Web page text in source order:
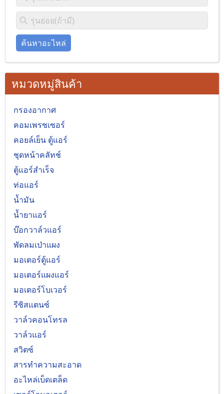
ค้นหาอะไหล่
หมวดหมู่สินค้า
กรองอากาศ
คอมเพรซเซอร์
คอยล์เย็น ตู้แอร์
ชุดหน้าคลัทช์
ตู้แอร์สำเร็จ
ท่อแอร์
น้ำมัน
น้ำยาแอร์
บ๊อกวาล์วแอร์
พัดลมเป่าแผง
มอเตอร์ตู้แอร์
มอเตอร์แผงแอร์
มอเตอร์โบเวอร์
รีซิสแตนซ์
วาล์วคอนโทรล
วาล์วแอร์
สวิตซ์
สารทำความสะอาด
อะไหล่เบ็ดเตล็ด